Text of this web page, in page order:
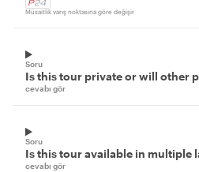
Müsaitlik varış noktasına göre değişir
Soru
Is this tour private or will other
cevabı gör
Soru
Is this tour available in multiple
cevabı gör